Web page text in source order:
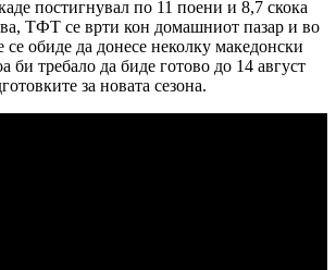
постигнувал по 11 поени и 8,7 скока
ТФТ се врти кон домашниот пазар и во
се обиде да донесе неколку македонски
би требало да биде готово до 14 август
за новата сезона.